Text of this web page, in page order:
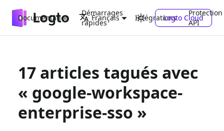
Documentation
Démarrages
rapides
Intégrations
Protection
API
Français Logto Cloud
17 articles tagués avec
« google-workspace-
enterprise-sso »